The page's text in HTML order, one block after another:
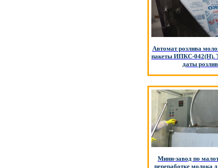
Автомат розлива
пакеты ИПКС-042(Н).
даты
Мини-завод по
переработке молока